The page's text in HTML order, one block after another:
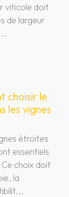
viticole doit
de largeur
choisir le
les vignes
étroites
essentiels
choix doit
la